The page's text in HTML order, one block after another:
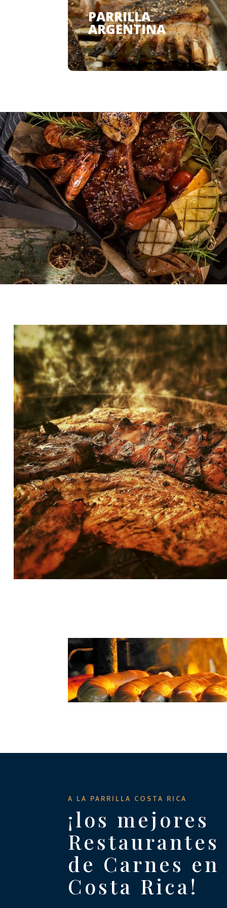
PARRILLA
ARGENTINA
A LA PARRILLA COSTA RICA
¡los mejores
Restaurantes
de Carnes en
Costa Rica!